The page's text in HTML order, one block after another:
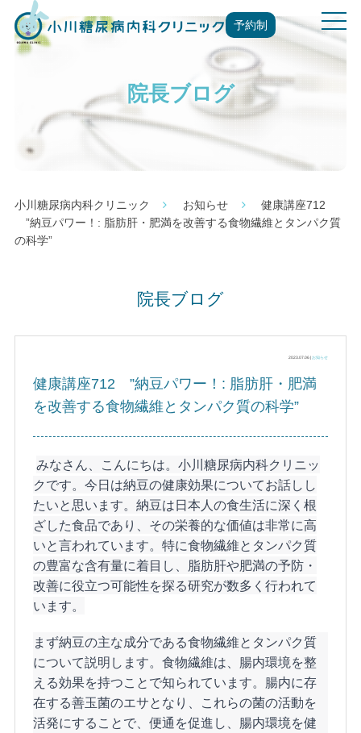
予約制
t
o
g
院長ブログ
小川糖尿病内科クリニック お知らせ
健康講座712
”納豆パワー！: 脂肪肝・肥満を改善する食物繊維とタンパク質
の科学”
院長ブログ
2023.07.06 |お知らせ
健康講座712 ”納豆パワー！: 脂肪肝・肥満
を改善する食物繊維とタンパク質の科学”
みなさん、こんにちは。小川糖尿病内科クリニッ
クです。今日は納豆の健康効果についてお話しし
たいと思います。納豆は日本人の食生活に深く根
ざした食品であり、その栄養的な価値は非常に高
いと言われています。特に食物繊維とタンパク質
の豊富な含有量に着目し、脂肪肝や肥満の予防・
改善に役立つ可能性を探る研究が数多く行われて
います。
まず納豆の主な成分である食物繊維とタンパク質
について説明します。食物繊維は、腸内環境を整
える効果を持つことで知られています。腸内に存
在する善玉菌のエサとなり、これらの菌の活動を
活発にすることで、便通を促進し、腸内環境を健